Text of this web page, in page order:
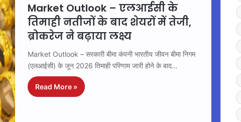
Market Outlook – एलआईसी के
तिमाही नतीजों के बाद शेयरों में तेजी,
ब्रोकरेज ने बढ़ाया लक्ष्य
Market Outlook – सरकारी बीमा कंपनी भारतीय जीवन बीमा निगम
(एलआईसी) के जून 2026 तिमाही परिणाम जारी होने के बाद…
Read More »